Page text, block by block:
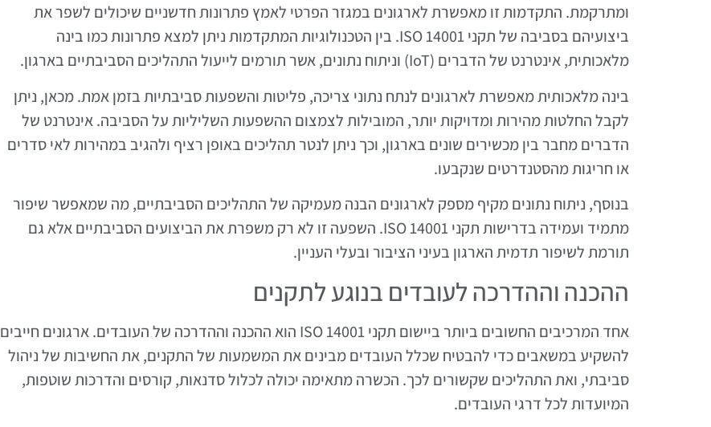
ומתרקמת. התקדמות זו מאפשרת לארגונים במגזר הפרטי לאמץ פתרונות חדשניים שיכולים לשפר את
ביצועיהם בסביבה של תקני ISO 14001. בין הטכנולוגיות המתקדמות ניתן למצא פתרונות כמו בינה
מלאכותית, אינטרנט של הדברים (IoT) וניתוח נתונים, אשר תורמים לייעול התהליכים הסביבתיים בארגון.
בינה מלאכותית מאפשרת לארגונים לנתח נתוני צריכה, פליטות והשפעות סביבתיות בזמן אמת. מכאן, ניתן
לקבל החלטות מהירות ומדויקות יותר, המובילות לצמצום ההשפעות השליליות על הסביבה. אינטרנט של
הדברים מחבר בין מכשירים שונים בארגון, וכך ניתן לנטר תהליכים באופן רציף ולהגיב במהירות לאי סדרים
או חריגות מהסטנדרטים שנקבעו.
בנוסף, ניתוח נתונים מקיף מספק לארגונים הבנה מעמיקה של התהליכים הסביבתיים, מה שמאפשר שיפור
מתמיד ועמידה בדרישות תקני ISO 14001. השפעה זו לא רק משפרת את הביצועים הסביבתיים אלא גם
תורמת לשיפור תדמית הארגון בעיני הציבור ובעלי העניין.
ההכנה וההדרכה לעובדים בנוגע לתקנים
אחד המרכיבים החשובים ביותר ביישום תקני ISO 14001 הוא ההכנה וההדרכה של העובדים. ארגונים חייבים
להשקיע במשאבים כדי להבטיח שכלל העובדים מבינים את המשמעות של התקנים, את החשיבות של ניהול
סביבתי, ואת התהליכים שקשורים לכך. הכשרה מתאימה יכולה לכלול סדנאות, קורסים והדרכות שוטפות,
המיועדות לכל דרגי העובדים.